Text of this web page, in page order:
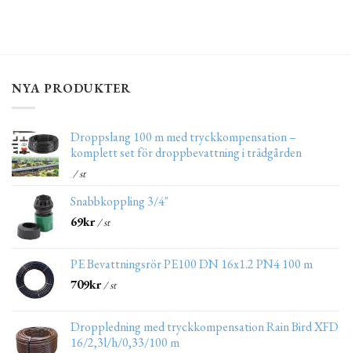
NYA PRODUKTER
Droppslang 100 m med tryckkompensation –
komplett set för droppbevattning i trädgården
/ st
Snabbkoppling 3/4"
69kr/ st
PE Bevattningsrör PE100 DN 16x1.2 PN4 100 m
709kr/ st
Droppledning med tryckkompensation Rain Bird XFD
16/2,3l/h/0,33/100 m